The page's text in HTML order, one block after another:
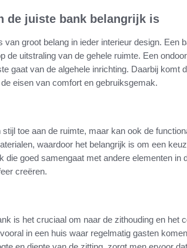
de juiste bank belangrijk is
van groot belang in ieder interieur design. Een
de uitstraling van de gehele ruimte. Een
gaat van de algehele inrichting. Daarbij komt
eisen van comfort en gebruiksgemak.
toe aan de ruimte, maar kan ook de
waardoor het belangrijk is om een
die goed samengaat met andere elementen in
creëren.
is het cruciaal om naar de zithouding en het
in een huis waar regelmatig gasten